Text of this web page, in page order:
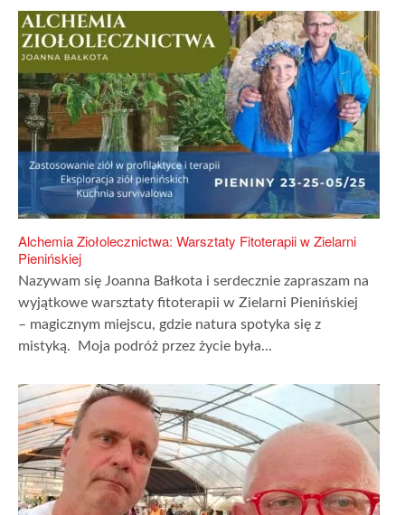
Alchemia Ziołolecznictwa: Warsztaty Fitoterapii w Zielarni
Pienińskiej
Nazywam się Joanna Bałkota i serdecznie zapraszam na
wyjątkowe warsztaty fitoterapii w Zielarni Pienińskiej
– magicznym miejscu, gdzie natura spotyka się z
mistyką. Moja podróż przez życie była...